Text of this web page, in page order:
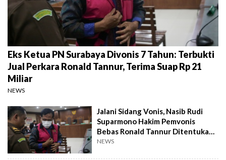
Eks Ketua PN Surabaya Divonis 7 Tahun: Terbukti
Jual Perkara Ronald Tannur, Terima Suap Rp 21
Miliar
NEWS
Jalani Sidang Vonis, Nasib Rudi
Suparmono Hakim Pemvonis
Bebas Ronald Tannur Ditentukan
Hari Ini
NEWS